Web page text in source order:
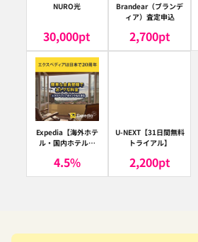
NURO光
30,000pt
Brandear（ブランデ
ィア）査定申込
2,700pt
Expedia【海外ホテ
ル・国内ホテル予
ア）
4.5%
U-NEXT【31日間無料
トライアル】
2,200pt